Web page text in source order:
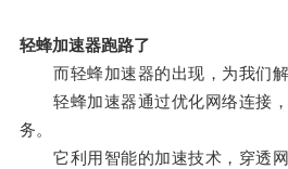
轻蜂加速器跑路了
而轻蜂加速器的出现，为我们解
轻蜂加速器通过优化网络连接，
务。
它利用智能的加速技术，穿透网